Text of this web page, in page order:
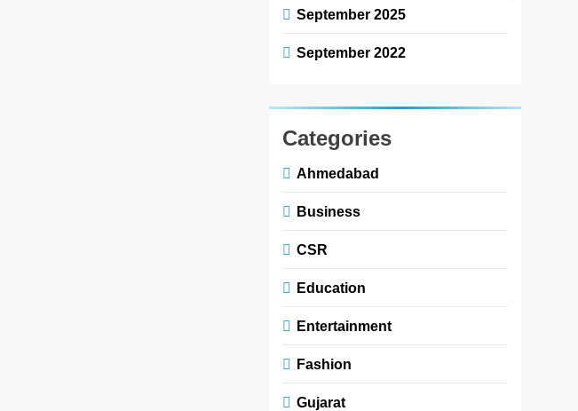
September 2025
September 2022
Categories
Ahmedabad
Business
CSR
Education
Entertainment
Fashion
Gujarat